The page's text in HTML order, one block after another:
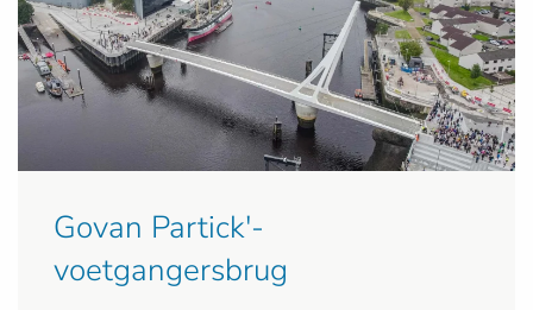
Govan Partick'-
voetgangersbrug